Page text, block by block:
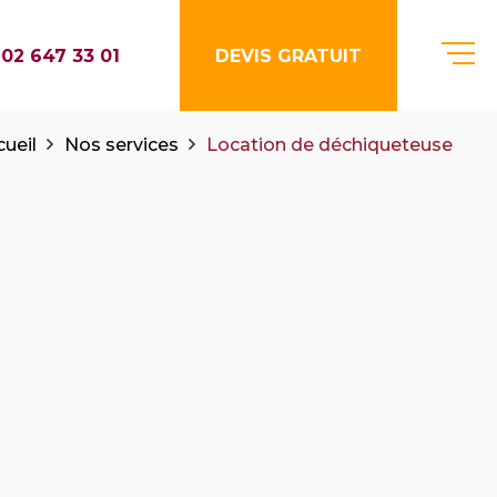
02 647 33 01 DEVIS GRATUIT
Nos services Location de déchiqueteuse